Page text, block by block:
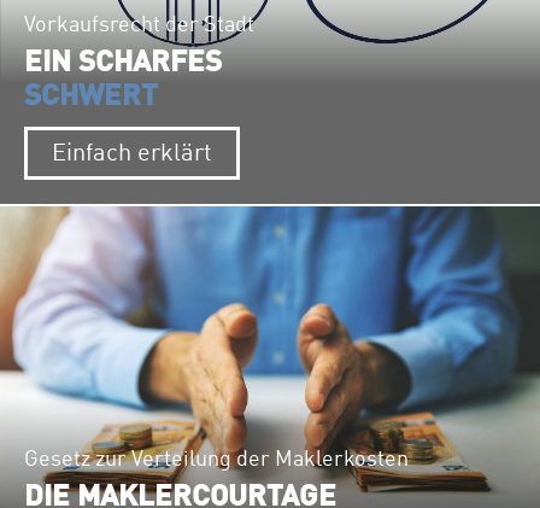
Vorkaufsrecht der Stadt
EIN SCHARFES
SCHWERT
Einfach erklärt
Gesetz zur Verteilung der Maklerkosten
DIE MAKLERCOURTAGE